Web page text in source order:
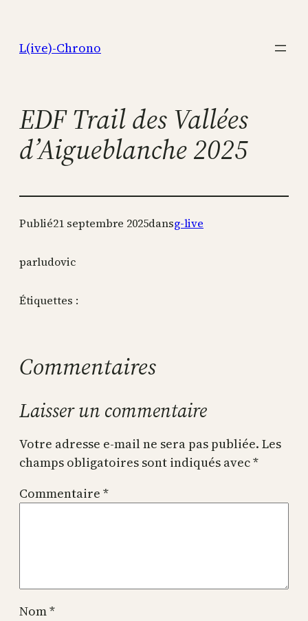
contenu
L(ive)-Chrono
EDF Trail des Vallées
d’Aigueblanche 2025
Publié21 septembre 2025dansg-live
parludovic
Étiquettes :
Commentaires
Laisser un commentaire
Votre adresse e-mail ne sera pas publiée. Les
champs obligatoires sont indiqués avec*
Commentaire *
Nom*